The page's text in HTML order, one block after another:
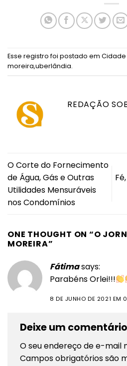
Esse registro foi postado em Cidade
moreira,uberlândia.
REDAÇÃO
O Corte do Fornecimento
de Água, Gás e Outras
Utilidades Mensuráveis
nos Condomínios
ONE THOUGHT ON “O
MOREIRA”
Fátimasays:
Parabéns Orlei!!!
8 DE JUNHO DE 2021 EM
Deixe um comentário
O seu endereço de e-mail
Campos obrigatórios são